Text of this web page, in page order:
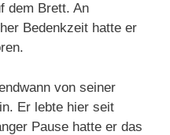
dem Brett. An
Bedenkzeit hatte er
von seiner
Er lebte hier seit
Pause hatte er das